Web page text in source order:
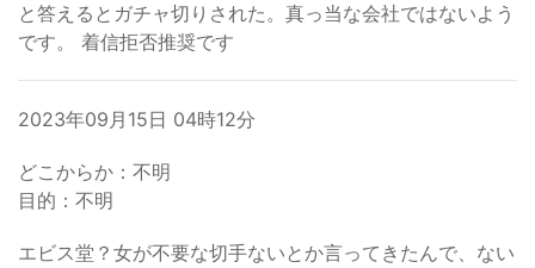
と答えるとガチャ切りされた。真っ当な会社ではないよう
です。 着信拒否推奨です
2023年09月15日 04時12分
どこからか：不明
目的：不明
エビス堂？女が不要な切手ないとか言ってきたんで、ない